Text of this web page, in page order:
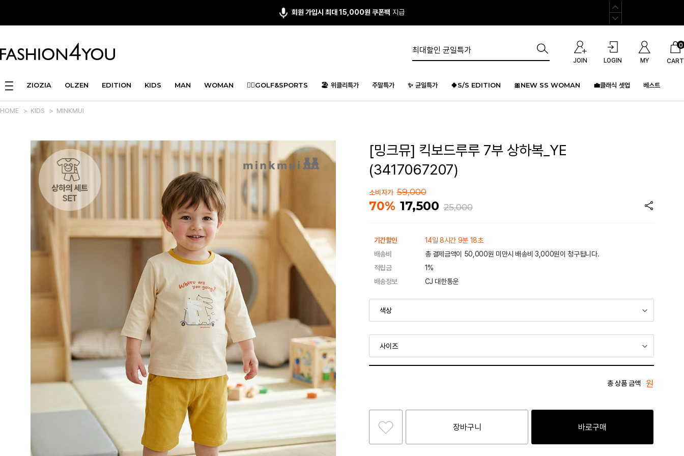
앱다운 3,000원쿠폰 증정
JOIN LOGIN MY CART
0
ZIOZIA OLZEN EDITION KIDS MAN WOMAN 🏌️‍♂️GOLF&SPORTS 🏖️ 위클리특가 주말특가 ✨ 균일특가 🍀S/S EDITION 🎀NEW SS WOMAN 💼클래식 셋업 베스트
HOME > KIDS > MINKMUI
[밍크뮤] 킥보드루루 7부 상하복_YE
(3417067207)
소비자가 59,000
70% 17,500 25,000
기간할인
14일 8시간 9분 18초
배송비
총 결제금액이 50,000원 미만시 배송비 3,000원이 청구됩니다.
적립금
1%
배송정보
CJ 대한통운
총 상품 금액 원
장바구니 바로구매